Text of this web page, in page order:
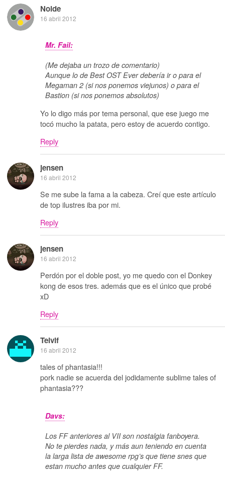
Noide
16 abril 2012
Mr. Fail:
(Me dejaba un trozo de comentario)
Aunque lo de Best OST Ever debería ir o para el
Megaman 2 (si nos ponemos viejunos) o para el
Bastion (si nos ponemos absolutos)
Yo lo digo más por tema personal, que ese juego me
tocó mucho la patata, pero estoy de acuerdo contigo.
Reply
jensen
16 abril 2012
Se me sube la fama a la cabeza. Creí que este artículo
de top ilustres iba por mi.
Reply
jensen
16 abril 2012
Perdón por el doble post, yo me quedo con el Donkey
kong de esos tres. además que es el único que probé
xD
Reply
Telvif
16 abril 2012
tales of phantasia!!!
pork nadie se acuerda del jodidamente sublime tales of
phantasia???
Davs:
Los FF anteriores al VII son nostalgia fanboyera.
No te pierdes nada, y más aun teniendo en cuenta
la larga lista de awesome rpg’s que tiene snes que
estan mucho antes que cualquier FF.